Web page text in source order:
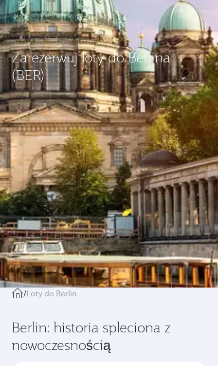
Zarezerwuj loty do Berlina
(BER)
/Loty do Berlin
Berlin: historia spleciona z
nowoczesnością